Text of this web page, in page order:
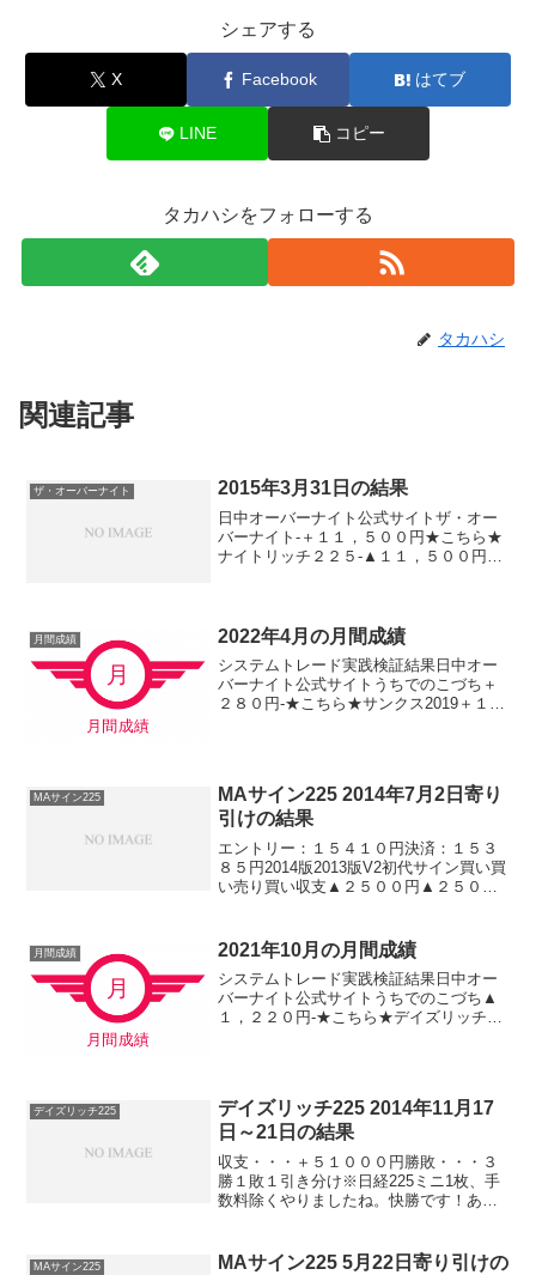
シェアする
X Facebook はてブ
LINE コピー
タカハシをフォローする
タカハシ
関連記事
ザ・オーバーナイト 2015年3月31日の結果
日中オーバーナイト公式サイトザ・オー
バーナイト-＋１１，５００円★こちら★
ナイトリッチ２２５-▲１１，５００円★
イン２２５（２０...
月間成績 2022年4月の月間成績
システムトレード実践検証結果日中オー
バーナイト公式サイトうちでのこづち＋
２８０円-★こちら★サンクス2019＋１，
MAサイン225
MAサイン225 2014年7月2日寄り
引けの結果
エントリー：１５４１０円決済：１５３
８５円2014版2013版V2初代サイン買い買
い売り買い収支▲２５００円▲２５００
かったです。約定当時はプラスだったん
ですけど...
月間成績 2021年10月の月間成績
システムトレード実践検証結果日中オー
バーナイト公式サイトうちでのこづち▲
１，２２０円-★こちら★デイズリッチ
▲５８...
デイズリッチ225
デイズリッチ225 2014年11月17
日～21日の結果
収支・・・＋５１０００円勝敗・・・３
勝１敗１引き分け※日経225ミニ1枚、手
数料除くやりましたね。快勝です！あり
MAサイン225
MAサイン225 5月22日寄り引けの